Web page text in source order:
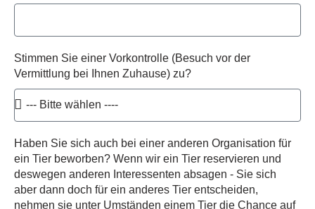
Stimmen Sie einer Vorkontrolle (Besuch vor der
Vermittlung bei Ihnen Zuhause) zu?
Haben Sie sich auch bei einer anderen Organisation für
ein Tier beworben? Wenn wir ein Tier reservieren und
deswegen anderen Interessenten absagen - Sie sich
aber dann doch für ein anderes Tier entscheiden,
nehmen sie unter Umständen einem Tier die Chance auf